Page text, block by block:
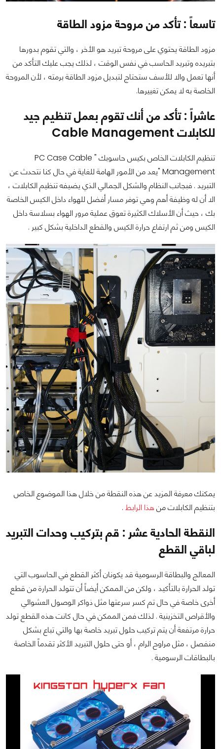
تاسعاً : تأكد من مروحة مزود الطاقة
مزود الطاقة يحتوي على مروحة تبريد هو الأخر ، والتي تقوم بدورها
بتبريده وتبريد الحاسب في نفس الوقت ، لذلك يجب عليك التأكد من
أنها تعمل والا للأسف ستحتاج لتبديل مزود الطاقة برمته ، لأن المروحة
الخاصة به لا يمكن تغييرها.
عاشراً : تأكد من أنك تقوم بعمل تنظيم جيد
للكابلات Cable Management
تنظيم الكابلات الخاص بكيس حاسوبك " PC Case Cable
Management "يعد من الأمور الهامة للغاية في حال كنا نتحدث عن
التبريد . فبجانب النظام والشكل الجمالي الذي يضيفه تنظيم الكابلات ،
الا أن له وظيفة أهم وهي توفر مسار أفضل للهواء داخل الكيس الخاصة
بك ، حيث أن الأسلاك الكثيرة تعوق عملية مرور الهواء بسلاسة داخل
الكيس ومن ثم ارتفاع حرارة الكيس والقطع الداخلية بشكل كبير .
يمكنك معرفة المزيد عن هذه النقطة من خلال هذا الموضوع الخاص
بتنظيم الكابلات منهذا الرابط .
النقطة الحادية عشر : قم بتركيب وحدات التبريد
لباقي القطع
المعالج والبطاقة الرسومية قد يكونان أكثر القطع في الحاسوب التي
تولد الحرارة بالتأكيد ، ولكن من الممكن أيضاً أن تتولد الحرارة من قطع
أخرى خاصة في حال تم كسر سرعتها مثل ذواكر الوصول العشوائي
والأقراص التخزينية . لذلك فمن الممكن في حال كانت هذه القطع تولد
حرارة مرتفعة أن يتم تركيب حلول تبريد خاصة بها والتي تباع بشكل
منفصل ، مثل مراوح الرام ، أو حتى حلول التبريد الأكثر تقدماً الخاصة
بالبطاقات الرسومية .